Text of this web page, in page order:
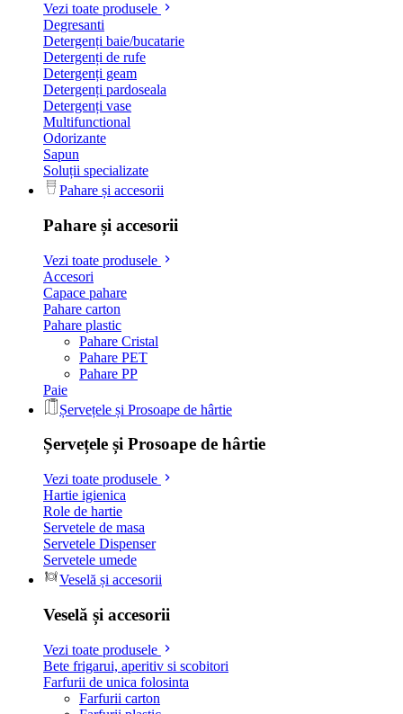
Vezi toate produsele
Degresanti
Detergenți baie/bucatarie
Detergenți de rufe
Detergenți geam
Detergenți pardoseala
Detergenți vase
Multifunctional
Odorizante
Sapun
Soluții specializate
Pahare și accesorii
Pahare și accesorii
Vezi toate produsele
Accesori
Capace pahare
Pahare carton
Pahare plastic
Pahare Cristal
Pahare PET
Pahare PP
Paie
Șervețele și Prosoape de hârtie
Șervețele și Prosoape de hârtie
Vezi toate produsele
Hartie igienica
Role de hartie
Servetele de masa
Servetele Dispenser
Servetele umede
Veselă și accesorii
Veselă și accesorii
Vezi toate produsele
Bete frigarui, aperitiv si scobitori
Farfurii de unica folosinta
Farfurii carton